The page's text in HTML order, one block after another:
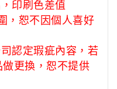
印刷色差值
，恕不因個人喜好
認定瑕疵內容，若
更換，恕不提供